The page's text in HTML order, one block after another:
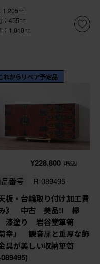
1,205㎜
：455㎜
：1,010㎜
れからリペア予定品
¥228,800 (税込)
番号 R-089495
板・台輪取り付け加工費
》 中古 美品!! 欅
塗り 岩谷堂箪笥
菊幸」 観音扉と重厚な飾
具が美しい収納箪笥